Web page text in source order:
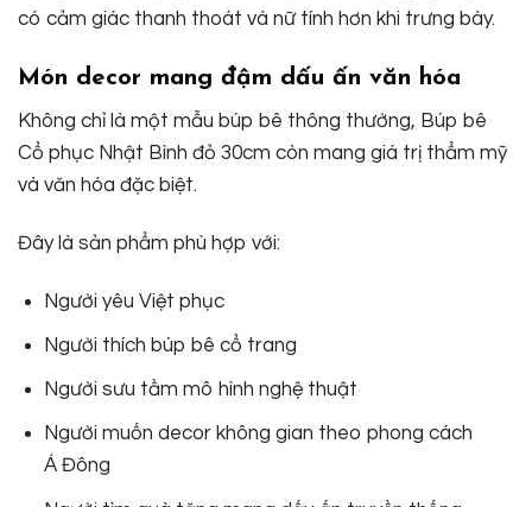
có cảm giác thanh thoát và nữ tính hơn khi trưng bày.
Món decor mang đậm dấu ấn văn hóa
Không chỉ là một mẫu búp bê thông thường, Búp bê
Cổ phục Nhật Bình đỏ 30cm còn mang giá trị thẩm mỹ
và văn hóa đặc biệt.
Đây là sản phẩm phù hợp với:
Người yêu Việt phục
Người thích búp bê cổ trang
Người sưu tầm mô hình nghệ thuật
Người muốn decor không gian theo phong cách
Á Đông